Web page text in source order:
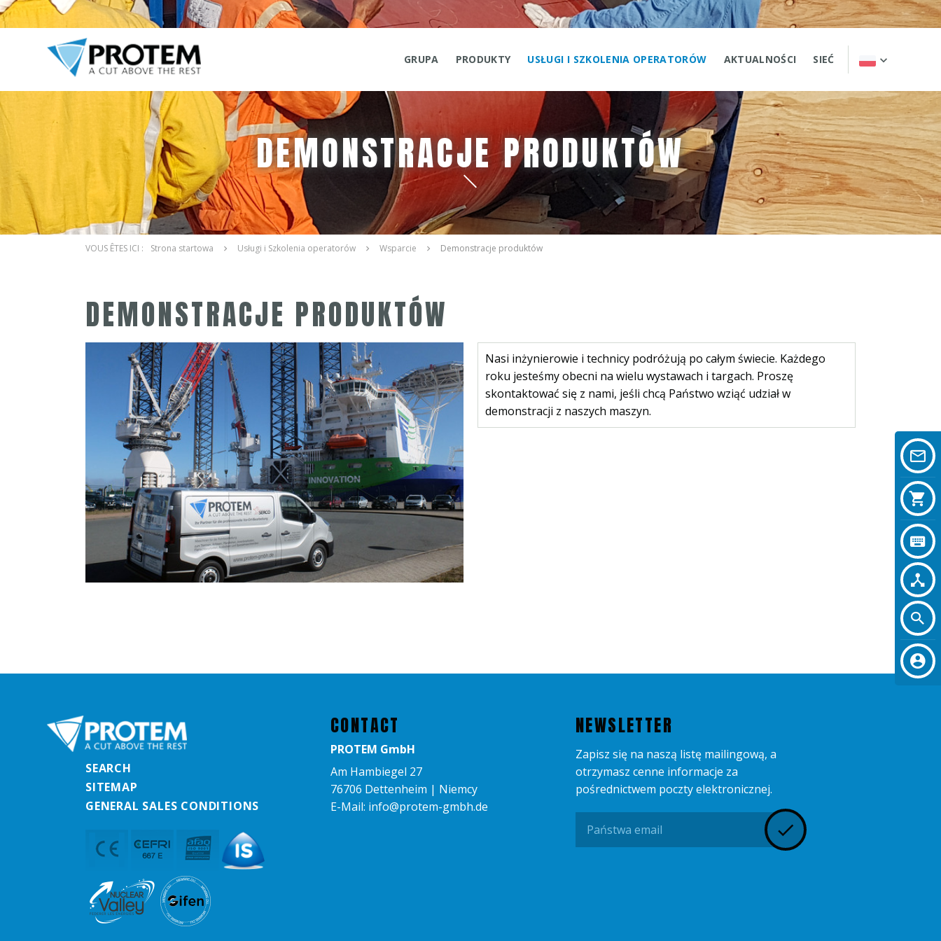
GRUPA PRODUKTY USŁUGI I SZKOLENIA OPERATORÓW AKTUALNOŚCI SIEĆ
DEMONSTRACJE PRODUKTÓW
Strona startowa Usługi i Szkolenia operatorów Wsparcie Demonstracje produktów
DEMONSTRACJE PRODUKTÓW
Nasi inżynierowie i technicy podróżują po całym świecie. Każdego
roku jesteśmy obecni na wielu wystawach i targach. Proszę
skontaktować się z nami, jeśli chcą Państwo wziąć udział w
demonstracji z naszych maszyn.
SEARCH
SITEMAP
GENERAL SALES CONDITIONS
CONTACT
PROTEM GmbH
Am Hambiegel 27
76706 Dettenheim | Niemcy
E-Mail: info@protem-gmbh.de
NEWSLETTER
Zapisz się na naszą listę mailingową, a
otrzymasz cenne informacje za
pośrednictwem poczty elektronicznej.